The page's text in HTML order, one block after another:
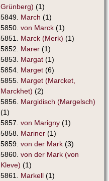
Grünberg) (1)
5849. March (1)
5850. von Marck (1)
5851. Marck (Merk) (1)
5852. Marer (1)
5853. Margat (1)
5854. Marget (6)
5855. Marget (Marcket,
Marckhet) (2)
5856. Margidisch (Margelsch)
(1)
5857. von Marigny (1)
5858. Mariner (1)
5859. von der Mark (3)
5860. von der Mark (von
Kleve) (1)
5861. Markell (1)